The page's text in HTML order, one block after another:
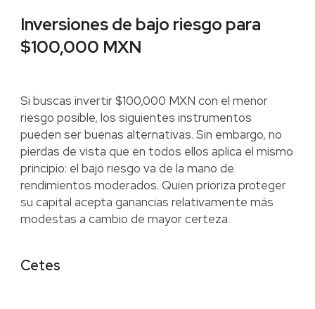
Inversiones de bajo riesgo para
$100,000 MXN
Si buscas invertir $100,000 MXN con el menor
riesgo posible, los siguientes instrumentos
pueden ser buenas alternativas. Sin embargo, no
pierdas de vista que en todos ellos aplica el mismo
principio: el bajo riesgo va de la mano de
rendimientos moderados. Quien prioriza proteger
su capital acepta ganancias relativamente más
modestas a cambio de mayor certeza.
Cetes